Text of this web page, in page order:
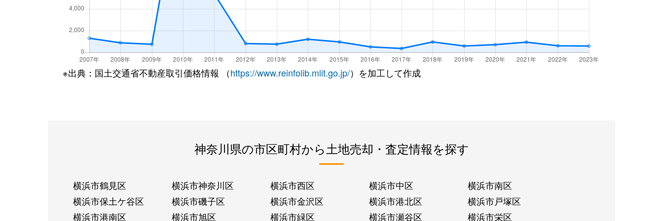
※出典：国土交通省不動産取引価格情報 （https://www.reinfolib.mlit.go.jp/）を加工して作成
神奈川県の市区町村から土地売却・査定情報を探す
横浜市鶴見区 横浜市神奈川区 横浜市西区 横浜市中区
横浜市南区
横浜市保土ケ谷区
横浜市磯子区 横浜市金沢区 横浜市港北区
横浜市戸塚区
横浜市港南区
横浜市旭区 横浜市緑区 横浜市瀬谷区 横浜市栄区